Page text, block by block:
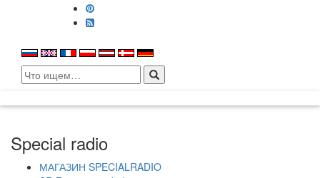
Search
for:
Special radio
МАГАЗИН SPECIALRADIO